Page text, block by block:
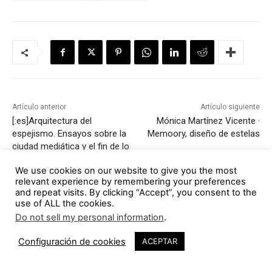
Artículo anterior
[:es]Arquitectura del
espejismo. Ensayos sobre la
ciudad mediática y el fin de lo
espellismo. Ensaios sobre a
cidade mediática e o fin do
público[:en]Architecture of
the mirage. Tests on the
media city and the end of the
public thing[:]
Artículo siguiente
Mónica Martínez Vicente ·
Memoory, diseño de estelas
We use cookies on our website to give you the most
relevant experience by remembering your preferences
and repeat visits. By clicking “Accept”, you consent to the
use of ALL the cookies.
Do not sell my personal information.
Configuración de cookies ACEPTAR